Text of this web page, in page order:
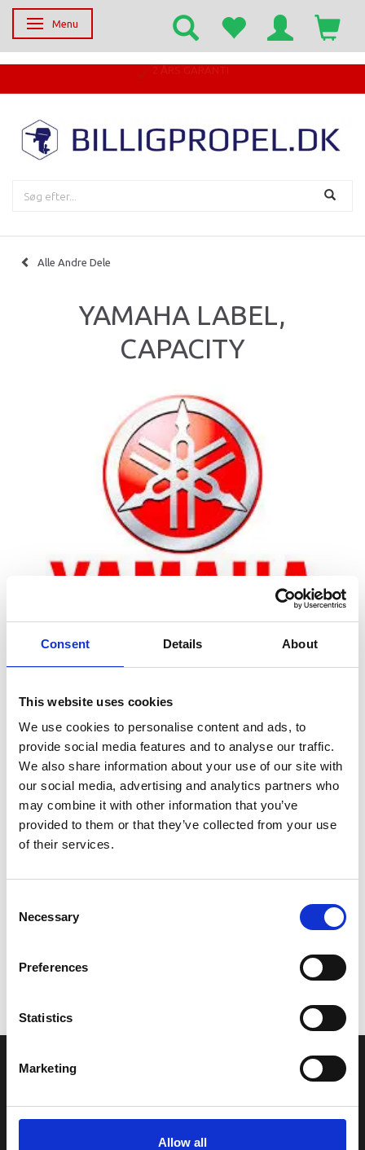
Consent Details About
This website uses cookies
We use cookies to personalise content and ads, to
provide social media features and to analyse our traffic.
We also share information about your use of our site with
our social media, advertising and analytics partners who
may combine it with other information that you’ve
provided to them or that they’ve collected from your use
of their services.
Selection
Necessary
Preferences
Statistics
Marketing
Allow all
Skifte navigation
Menu
Alle Andre Dele
YAMAHA LABEL,
CAPACITY
Zoom
Leveringstid er 5-6 dag(e)
Model/varenr.: F0PU41G11100
211,25 DKK
Vi oplever i øjeblikket store og hyppige prisændringer i markedet.
leveres, eller hvor prisen afviger fra det viste. Vi kontakter dig
naturligvis, hvis dette er tilfældet.
INFORMATIONER